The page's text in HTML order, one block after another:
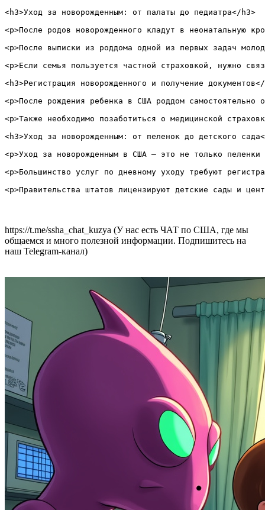
<h3>Уход за новорожденным: от палаты до педиатра</h3>
<p>После родов новорожденного кладут в неонатальную
<p>После выписки из роддома одной из первых задач
<p>Если семья пользуется частной страховкой, нужно
<h3>Регистрация новорожденного и получение
<p>После рождения ребенка в США роддом
<p>Также необходимо позаботиться о медицинской
<h3>Уход за новорожденным: от пеленок до детского
<p>Уход за новорожденным в США — это не только
<p>Большинство услуг по дневному уходу требуют
https://t.me/ssha_chat_kuzya (У нас есть ЧАТ по США, где мы
общаемся и много полезной информации. Подпишитесь на
наш Telegram-канал)